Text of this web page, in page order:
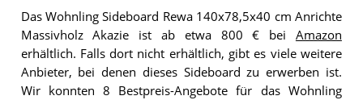
Das Wohnling Sideboard Rewa 140x78,5x40 cm Anrichte
Massivholz Akazie ist ab etwa 800 € bei Amazon
erhältlich. Falls dort nicht erhältlich, gibt es viele weitere
Anbieter, bei denen dieses Sideboard zu erwerben ist.
Wir konnten 8 Bestpreis-Angebote für das Wohnling